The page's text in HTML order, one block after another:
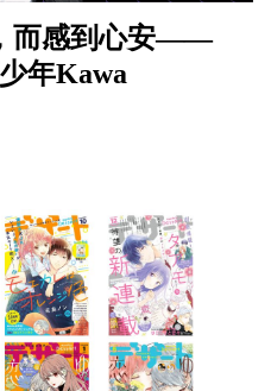
而感到心安——
年Kawa